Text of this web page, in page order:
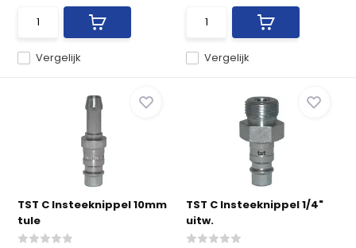
Vergelijk Vergelijk
TST C Insteeknippel 10mm
tule
TST C Insteeknippel 1/4"
uitw.